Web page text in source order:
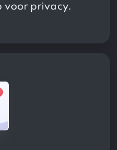
voor privacy.